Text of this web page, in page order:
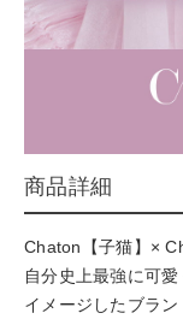
商品詳細
Chaton【子猫】×
自分史上最強に可
イメージしたブラン